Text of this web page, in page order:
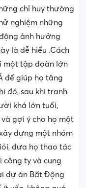
chỉ huy thường
nghiệm những
ảnh hưởng
là dễ hiểu .Cách
một tập đoàn lớn
để giúp họ tăng
đó, sau khi tranh
khá lớn tuổi,
gợi ý cho họ một
dựng một nhóm
đưa họ thao tác
công ty và cung
dự án Bất Động